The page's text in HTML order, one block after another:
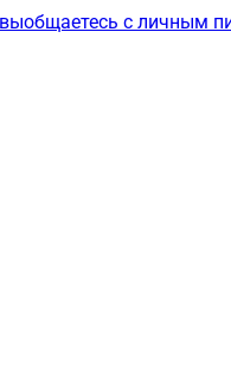
выобщаетесь с личным